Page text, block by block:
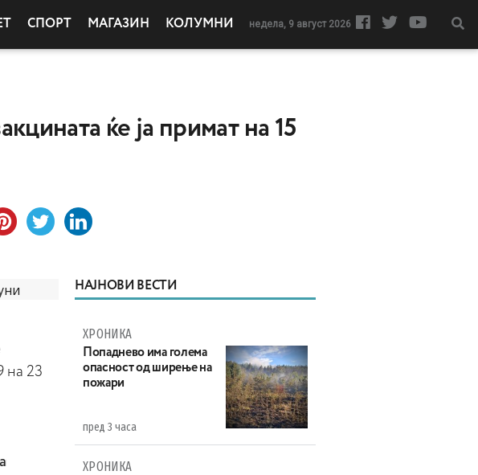
СПОРТ МАГАЗИН КОЛУМНИ недела, 9 август 2026
ќе ја примат на 15
на 23
НАЈНОВИ ВЕСТИ
ХРОНИКА
Попаднево има голема
опасност од ширење на
пожари
пред 3 часа
ХРОНИКА